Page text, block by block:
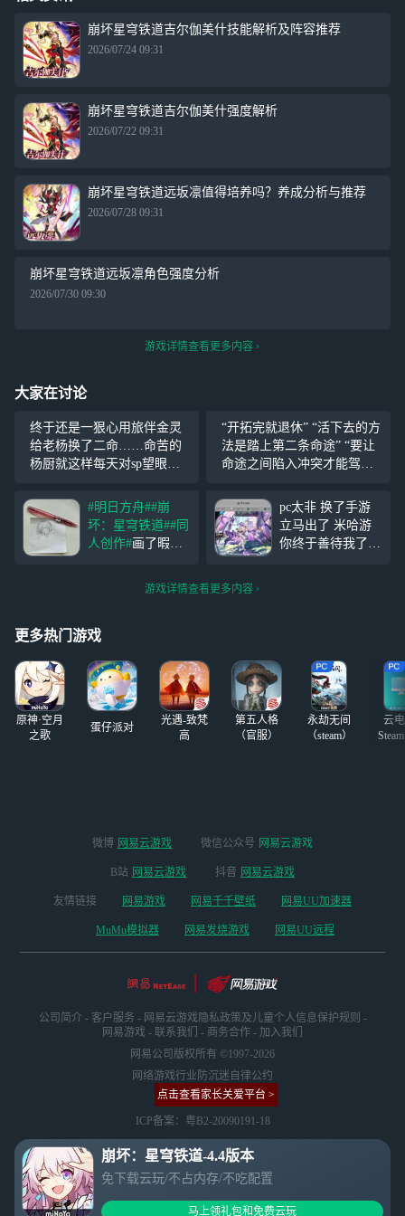
崩坏：星穹铁道-4.4版本
免下载云玩/不占内存/不吃配置
马上领礼包和免费云玩
崩坏星穹铁道吉尔伽美什技能解析及阵容推荐
2026/07/24 09:31
崩坏星穹铁道吉尔伽美什强度解析
2026/07/22 09:31
崩坏星穹铁道远坂凛值得培养吗？养成分析与推荐
2026/07/28 09:31
崩坏星穹铁道远坂凛角色强度分析
2026/07/30 09:30
游戏详情查看更多内容
大家在讨论
终于还是一狠心用旅伴金灵
给老杨换了二命……命苦的
杨厨就这样每天对sp望眼欲
主完全体理律……5.0一定会
出的是吗是的
#崩坏：星穹
铁道#
“开拓完就退休” “活下去的方
法是踏上第二条命途” “要让
命途之间陷入冲突才能驾驭
“你们能做的就是把所有命途
压在我身上，由我终结毁灭”
“你们的层次太低，永远无法
理解我
#明日方舟##崩
坏：星穹铁道##同
人创作#画了暇蝶
p2是本
（
pc太非 换了手游
立马出了 米哈游
你终于善待我了 pj
游戏详情查看更多内容
更多热门游戏
原神·空月
之歌
蛋仔派对
光遇-致梵
高
第五人格
（官服）
永劫无间
（steam）
云
微博 网易云游戏 微信公众号 网易云游戏
B站 网易云游戏 抖音 网易云游戏
友情链接 网易游戏 网易千千壁纸 网易UU加速器
MuMu模拟器 网易发烧游戏 网易UU远程
公司简介 - 客户服务 - 网易云游戏隐私政策及儿童个人信息保护规则 -
网易游戏 - 联系我们 - 商务合作 - 加入我们
网易公司版权所有 ©1997-2026
网络游戏行业防沉迷自律公约
点击查看家长关爱平台 >
ICP备案：粤B2-20090191-18